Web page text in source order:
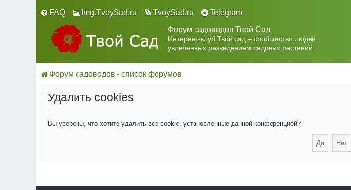
FAQ Img.TvoySad.ru TvoySad.ru
Telegram
Форум садоводов Твой Сад
Интернет-клуб Твой сад – сообщество людей,
увлеченных разведением садовых растений.
Форум садоводов - список форумов
Удалить cookies
Вы уверены, что хотите удалить все cookie, установленные данной конференцией?